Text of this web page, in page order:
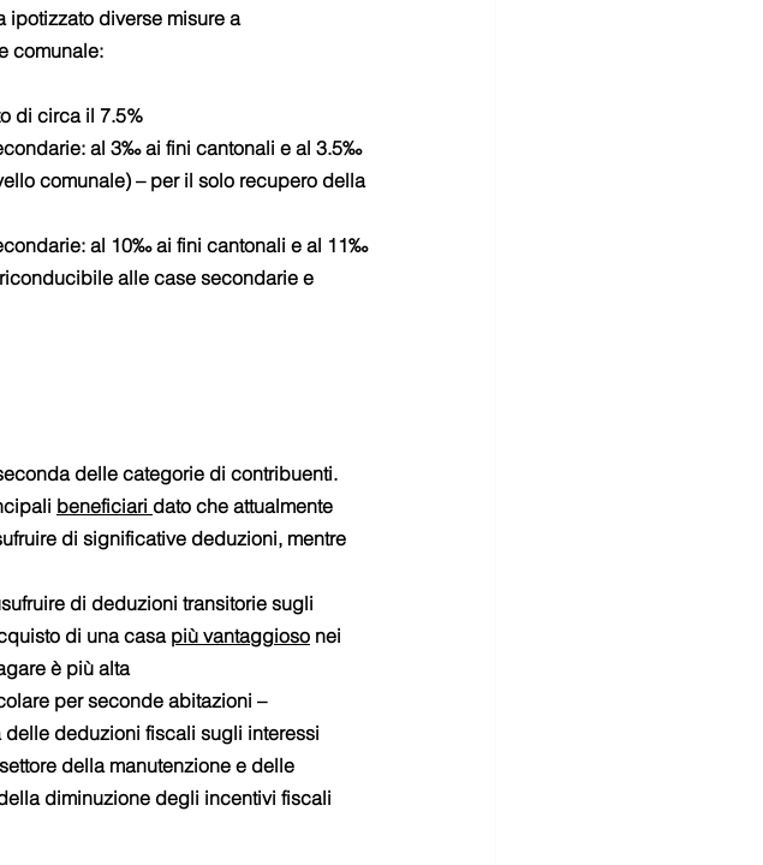
ipotizzato diverse misure a
comunale:
di circa il 7.5%
al 3‰ ai fini cantonali e al 3.5‰
comunale) – per il solo recupero della
al 10‰ ai fini cantonali e al 11‰
alle case secondarie e
delle categorie di contribuenti.
beneficiari dato che attualmente
di significative deduzioni, mentre
di deduzioni transitorie sugli
di una casa più vantaggioso nei
è più alta
per seconde abitazioni –
deduzioni fiscali sugli interessi
della manutenzione e delle
diminuzione degli incentivi fiscali